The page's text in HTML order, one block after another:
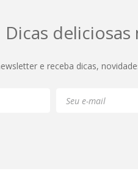
Dicas
e receba dicas,